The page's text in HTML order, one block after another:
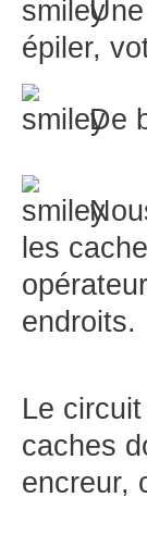
épiler,
De
les
endroits.
Le
caches
encreur,